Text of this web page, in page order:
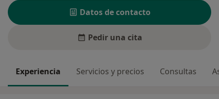
Datos de contacto
Pedir una cita
Experiencia Servicios y precios Consultas